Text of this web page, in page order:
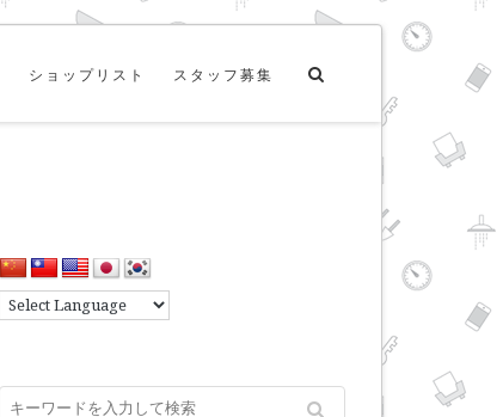
ショップリスト スタッフ募集